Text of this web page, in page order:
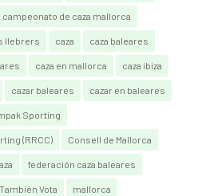
campeonato de caza mallorca
llebrers caza caza baleares
caza en mallorca caza ibiza
cazar baleares cazar en baleares
Sporting
(RRCC) Consell de Mallorca
federación caza baleares
Vota mallorca